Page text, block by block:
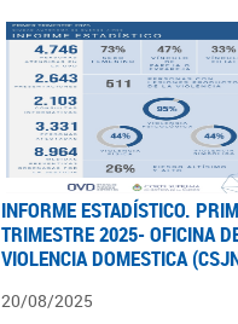
INFORME ESTADÍSTICO.
TRIMESTRE 2025- OFICINA
VIOLENCIA DOMESTICA
20/08/2025